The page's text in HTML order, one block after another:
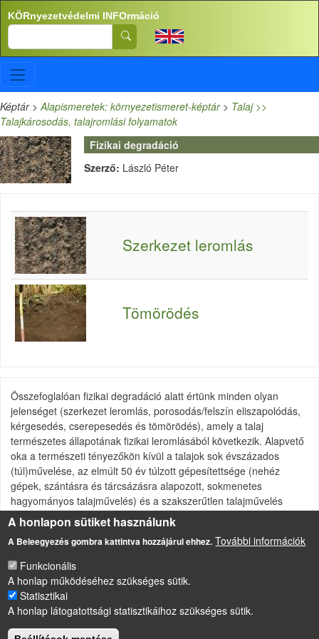
Ugrás a tartalomra
KÖRnyezetvédelmi INFOrmáció
Search
Képtár>Alapismeretek: környezetismeret-képtár> Talaj >>
Talajkárosodás, talajromlási folyamatok
Fizikai degradáció
Szerző: László Péter
Szerkezet leromlás
Tömörödés
Összefoglalóan fizikai degradáció alatt értünk minden olyan
jelenséget (szerkezet leromlás, porosodás/felszín eliszapolódás,
kérgesedés, cserepesedés és tömörödés), amely a talaj
természetes állapotának fizikai leromlásából következik. Alapvető
oka a természeti tényezőkön kívül a talajok sok évszázados
(túl)művelése, az elmúlt 50 év túlzott gépesítettsége (nehéz
gépek, szántásra és tárcsázásra alapozott, sokmenetes
hagyományos talajművelés) és a szakszerűtlen talajművelés
(rossz időpontban végzett és rosszul megválasztott
művelőeszköz).
LÁBLÉC
Impresszum
Sütikezelési szabályzat
A honlapon sütiket használunk
A Beleegyezés gombra kattintva hozzájárul ehhez. További információk
Funkcionális
A honlap működéséhez szükséges sütik.
Statisztikai
A honlap látogatottsági statisztikáihoz szükséges sütik.